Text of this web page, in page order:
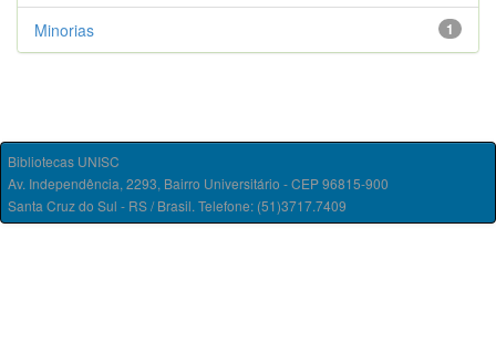
1
Minorias
Bibliotecas UNISC
Av. Independência, 2293, Bairro Universitário - CEP 96815-900
Santa Cruz do Sul - RS / Brasil. Telefone: (51)3717.7409